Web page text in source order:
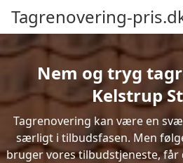
Tagrenovering-
Nem og tryg
Kelstrup
Tagrenovering kan være en
særligt i tilbudsfasen. Men
bruger vores tilbudstjeneste,